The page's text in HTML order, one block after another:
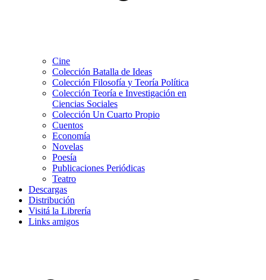
Cine
Colección Batalla de Ideas
Colección Filosofía y Teoría Política
Colección Teoría e Investigación en
Ciencias Sociales
Colección Un Cuarto Propio
Cuentos
Economía
Novelas
Poesía
Publicaciones Periódicas
Teatro
Descargas
Distribución
Visitá la Librería
Links amigos